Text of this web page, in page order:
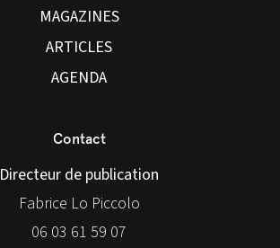
MAGAZINES
ARTICLES
AGENDA
Contact
Directeur de publication
Fabrice Lo Piccolo
06 03 61 59 07